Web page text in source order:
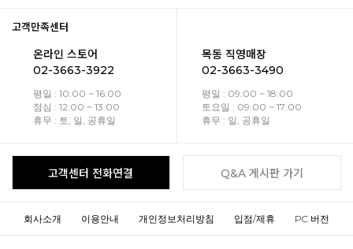
고객만족센터
온라인 스토어
02-3663-3922
평일 : 10:00 ~ 16:00
점심 : 12:00 ~ 13:00
휴무 : 토, 일, 공휴일
목동 직영매장
02-3663-3490
평일 : 09:00 ~ 18:00
토요일 : 09:00 ~ 17:00
휴무 : 일, 공휴일
고객센터 전화연결 Q&A 게시판 가기
회사소개 이용안내 개인정보처리방침 입점/제휴 PC 버전